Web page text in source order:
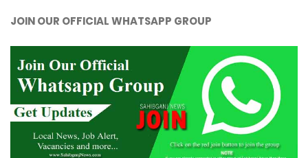
JOIN OUR OFFICIAL WHATSAPP GROUP